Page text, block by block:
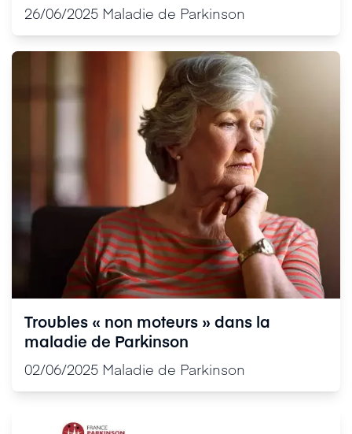
26/06/2025 Maladie de Parkinson
Troubles « non moteurs » dans la
maladie de Parkinson
02/06/2025 Maladie de Parkinson